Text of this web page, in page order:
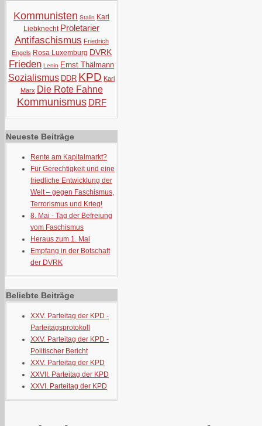
Kommunisten Stalin Karl
Liebknecht Proletarier
Antifaschismus Friedrich
Engels Rosa Luxemburg DVRK
Frieden Lenin Ernst Thälmann
Sozialismus DDR KPD Karl
Marx Die Rote Fahne
Kommunismus DRF
Neueste Beiträge
Rente am Kapitalmarkt?
Für Gerechtigkeit und eine
friedliche Entwicklung der
Welt – gegen Faschismus,
Terrorismus und Krieg!
8. Mai - Tag der Befreiung
vom Faschismus
Heraus zum 1. Mai
Empfang in der Botschaft
der DVRK
Beliebte Beiträge
XXV. Parteitag der KPD -
Parteitagsprotokoll
XXV. Parteitag der KPD -
Politischer Bericht
XXV. Parteitag der KPD
XXVII. Parteitag der KPD
XXVI. Parteitag der KPD